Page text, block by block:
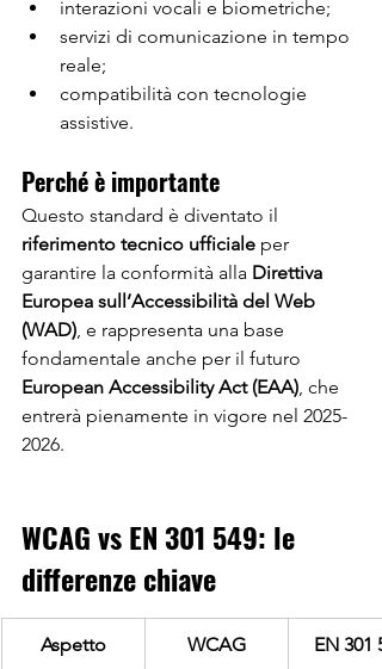
interazioni vocali e biometriche;
servizi di comunicazione in tempo
reale;
compatibilità con tecnologie
assistive.
Perché è importante
Questo standard è diventato il
riferimento tecnico ufficiale per
garantire la conformità alla Direttiva
Europea sull’Accessibilità del Web
(WAD), e rappresenta una base
fondamentale anche per il futuro
European Accessibility Act (EAA), che
entrerà pienamente in vigore nel 2025-
2026.
WCAG vs EN 301 549: le
differenze chiave
Aspetto WCAG EN 301